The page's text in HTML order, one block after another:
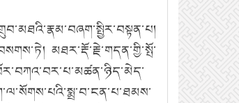
མཐར་རྡོ་རྗེ་གདན་གྱི་སྤོ་